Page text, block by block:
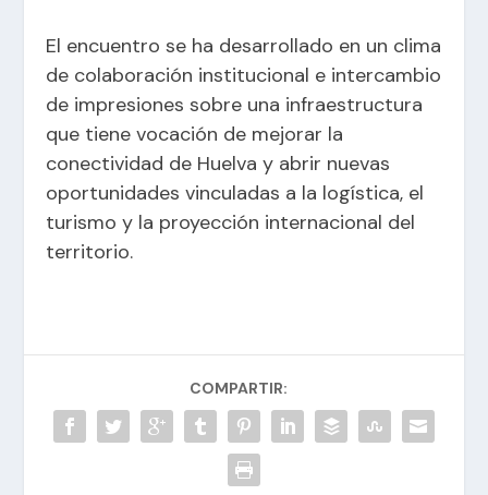
El encuentro se ha desarrollado en un clima
de colaboración institucional e intercambio
de impresiones sobre una infraestructura
que tiene vocación de mejorar la
conectividad de Huelva y abrir nuevas
oportunidades vinculadas a la logística, el
turismo y la proyección internacional del
territorio.
COMPARTIR: